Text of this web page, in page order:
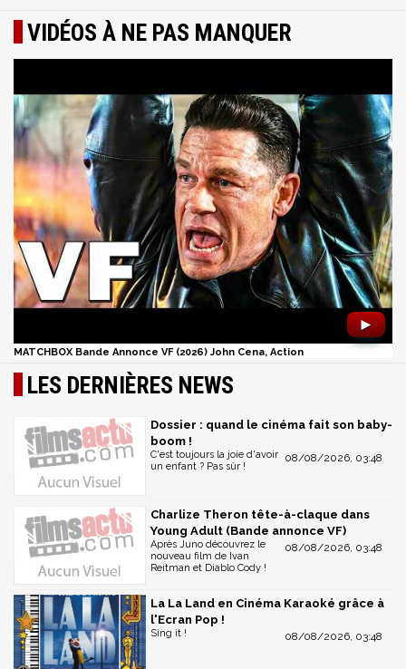
VIDÉOS À NE PAS MANQUER
►
MATCHBOX Bande Annonce VF (2026) John Cena, Action
LES DERNIÈRES NEWS
Dossier : quand le cinéma fait son baby-
boom !
08/08/2026, 03:48
C'est toujours la joie d'avoir
un enfant ? Pas sûr !
Charlize Theron tête-à-claque dans
Young Adult (Bande annonce VF)
08/08/2026, 03:48
Après Juno découvrez le
nouveau film de Ivan
Reitman et Diablo Cody !
La La Land en Cinéma Karaoké grâce à
l'Ecran Pop !
08/08/2026, 03:48
Sing it !